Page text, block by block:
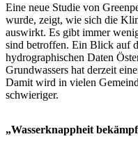
Eine neue Studie von
wurde, zeigt, wie sich die
auswirkt. Es gibt immer
sind betroffen. Ein Blick auf
hydrographischen Daten
Grundwassers hat derzeit
Damit wird in vielen
schwieriger.
„Wasserknappheit